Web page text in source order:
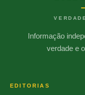
Informação
verdade e
EDITORIAS